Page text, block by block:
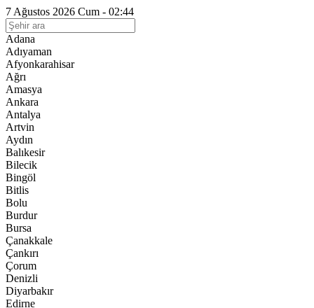
7 Ağustos 2026 Cum - 02:44
Adana
Adıyaman
Afyonkarahisar
Ağrı
Amasya
Ankara
Antalya
Artvin
Aydın
Balıkesir
Bilecik
Bingöl
Bitlis
Bolu
Burdur
Bursa
Çanakkale
Çankırı
Çorum
Denizli
Diyarbakır
Edirne